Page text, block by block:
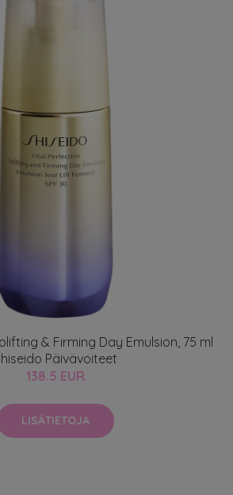
& Firming Day Emulsion, 75 ml
Päivävoiteet
138.5 EUR
LISÄTIETOJA